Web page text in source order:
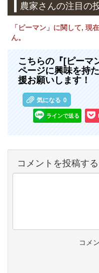
農家さんの注目の
「ピーマン」に関して, 現
ん。
こちらの『[ピーマ
ページに興味を持
援お願いします！
気になる 0
ラインで送る
コメントを投稿する
コメ